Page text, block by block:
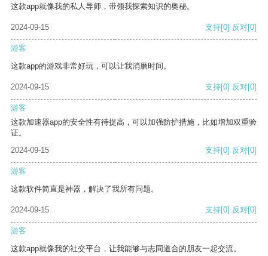
这款app就像我的私人导师，带领我探索知识的奥秘。
2024-09-15 支持[0] 反对[0]
游客
这款app的游戏非常好玩，可以让我消磨时间。
2024-09-15 支持[0] 反对[0]
游客
这款加速器app的安全性有待提高，可以加强防护措施，比如增加双重验
证。
2024-09-15
支持[0] 反对[0]
游客
这款软件简直是神器，解决了我所有问题。
2024-09-15 支持[0] 反对[0]
游客
这款app就像我的社交平台，让我能够与志同道合的朋友一起交流。